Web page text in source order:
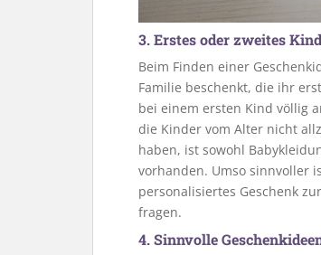
3. Erstes oder zweites
Beim Finden einer
Familie beschenkt, die ihr
bei einem ersten Kind völlig
die Kinder vom Alter nicht
haben, ist sowohl
vorhanden. Umso sinnvoller
personalisiertes Geschenk
fragen.
4. Sinnvolle